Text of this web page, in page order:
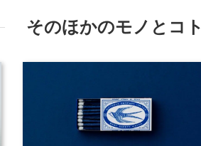
そのほかのモノとコト